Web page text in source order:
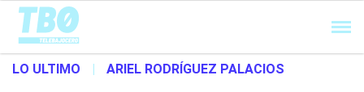
Cargando...
LO ULTIMO | ARIEL RODRÍGUEZ PALACIOS